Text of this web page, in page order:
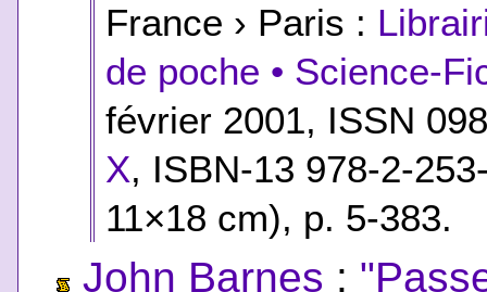
France › Paris :
de poche • Science-
février 2001, ISSN
X, ISBN-13 978-2-
11×18 cm), p. 5-383.
John Barnes :